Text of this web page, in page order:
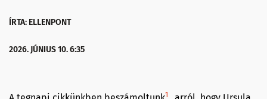
ÍRTA: ELLENPONT
2026. JÚNIUS 10. 6:35
1